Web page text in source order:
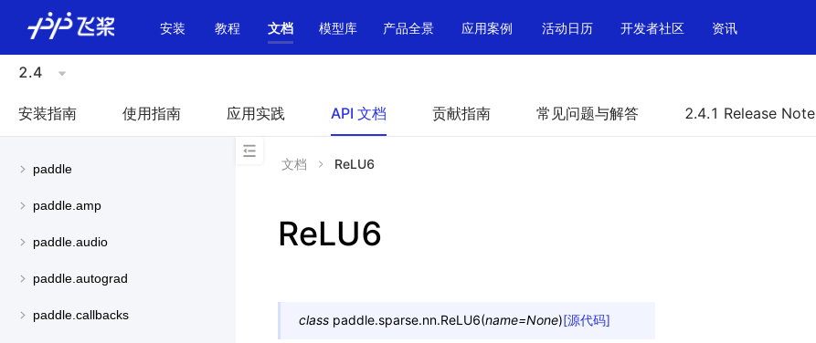
安装 教程 文档 模型库 产品全景 应用案例 活动日历 开发者社区 资讯
2.4
安装指南 使用指南 应用实践 API 文档 贡献指南 常见问题与解答 2.4.1 Release Note
paddle
paddle.amp
paddle.audio
paddle.autograd
paddle.callbacks
文档 ReLU6
ReLU6
class paddle.sparse.nn.ReLU6(name=None)[源代码]